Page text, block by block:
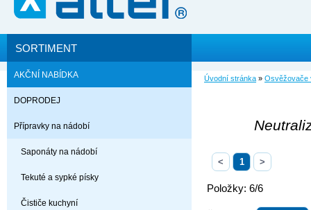
SORTIMENT
AKČNÍ NABÍDKA
DOPRODEJ
Přípravky na nádobí
Saponáty na nádobí
Tekuté a sypké písky
Čističe kuchyní
Úvodní stránka » Osvěžovače
< 1 >
Položky: 6/6